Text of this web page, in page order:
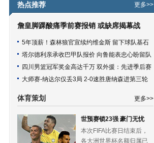
热点推荐 更多>>
詹皇脚踝酸痛季前赛报销 或缺席揭幕战
5年顶薪！森林狼官宣续约维金斯 留下球队基石
塔尔德利亲承收巴甲队报价 向鲁能表忠心盼留队
四川男篮冠军奖金高达千万 双外援：先进季后赛
大师赛-纳达尔仅丢3局 2-0速胜唐纳森进第三轮
体育策划 更多>>
世预赛锁23强 豪门无忧
本次FIFA比赛日结束后，
各大洲世界杯名额归属已